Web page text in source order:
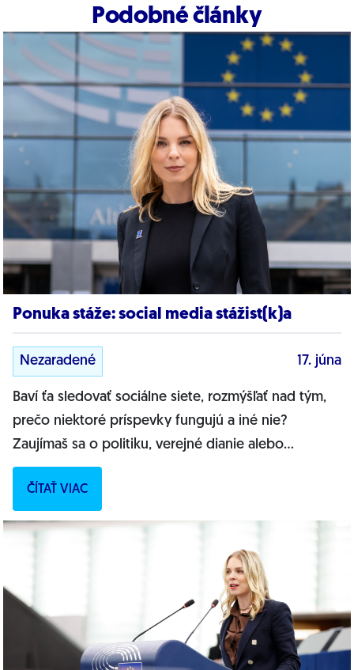
Podobné články
Ponuka stáže: social media stážist(k)a
Nezaradené 17. júna
Baví ťa sledovať sociálne siete, rozmýšľať nad tým,
prečo niektoré príspevky fungujú a iné nie?
Zaujímaš sa o politiku, verejné dianie alebo
európske témy? Hľadáme stážistku...
ČÍTAŤ VIAC